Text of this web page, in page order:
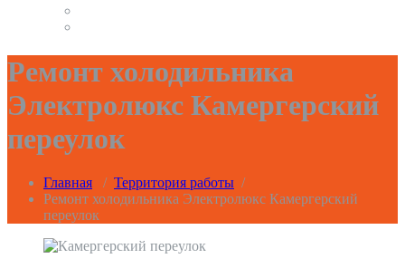
Ремонт холодильника
Электролюкс Камергерский
переулок
Главная / Территория работы /
Ремонт холодильника Электролюкс Камергерский
переулок